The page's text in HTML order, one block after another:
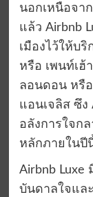
นอกเหนือจา
แล้ว Airbnb
เมืองไว้ให้บ
หรือ เพนท์เฮ้
ลอนดอน หรื
แอนเจลิส ซึ
อลังการใจก
หลักภายในปี
Airbnb Luxe
บันดาลใจแล